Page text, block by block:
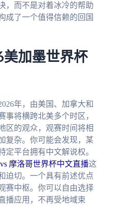
，而不是对着冰冷的帮助
成了一个值得信赖的回国
加墨世界杯
年，由美国、加拿大和
事将横跨北美多个时区，
区的观众，观赛时间将相
复杂。你可能会发现，某
定平台拥有中文解说权。
摩洛哥世界杯中文直播这
迫切。一个具有前述优点
赛中枢。你可以自由选择
播应用，不再受地域束